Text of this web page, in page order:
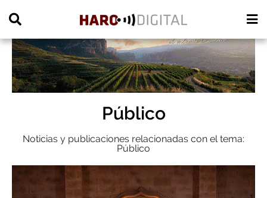
Público
Noticias y publicaciones relacionadas con el tema:
Público